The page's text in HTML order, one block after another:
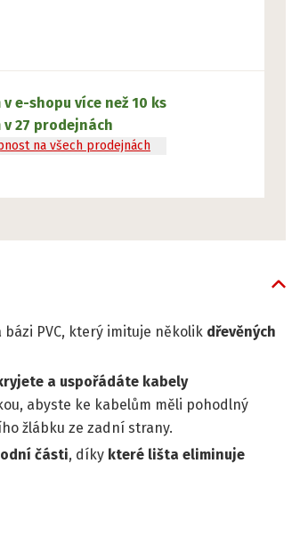
v e-shopu více než 10 ks
v 27 prodejnách
na všech prodejnách
PVC, který imituje několik dřevěných
a uspořádáte kabely
abyste ke kabelům měli pohodlný
žlábku ze zadní strany.
části, díky které lišta eliminuje